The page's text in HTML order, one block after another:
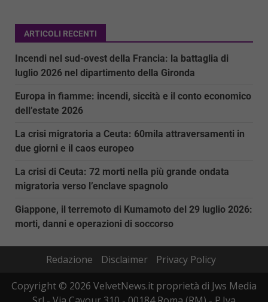
ARTICOLI RECENTI
Incendi nel sud-ovest della Francia: la battaglia di
luglio 2026 nel dipartimento della Gironda
Europa in fiamme: incendi, siccità e il conto economico
dell’estate 2026
La crisi migratoria a Ceuta: 60mila attraversamenti in
due giorni e il caos europeo
La crisi di Ceuta: 72 morti nella più grande ondata
migratoria verso l’enclave spagnolo
Giappone, il terremoto di Kumamoto del 29 luglio 2026:
morti, danni e operazioni di soccorso
Redazione Disclaimer
Privacy Policy
Copyright © 2026 VelvetNews.it proprietà di Jws Media